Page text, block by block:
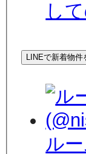
し
LINEで新着物件
ル